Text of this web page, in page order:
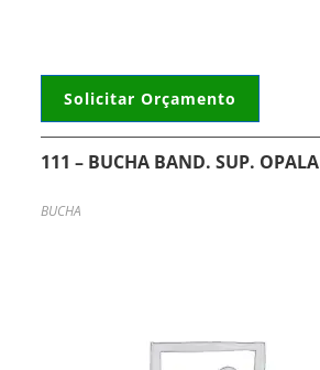
Solicitar Orçamento
111 – BUCHA BAND. SUP. OPALA
BUCHA